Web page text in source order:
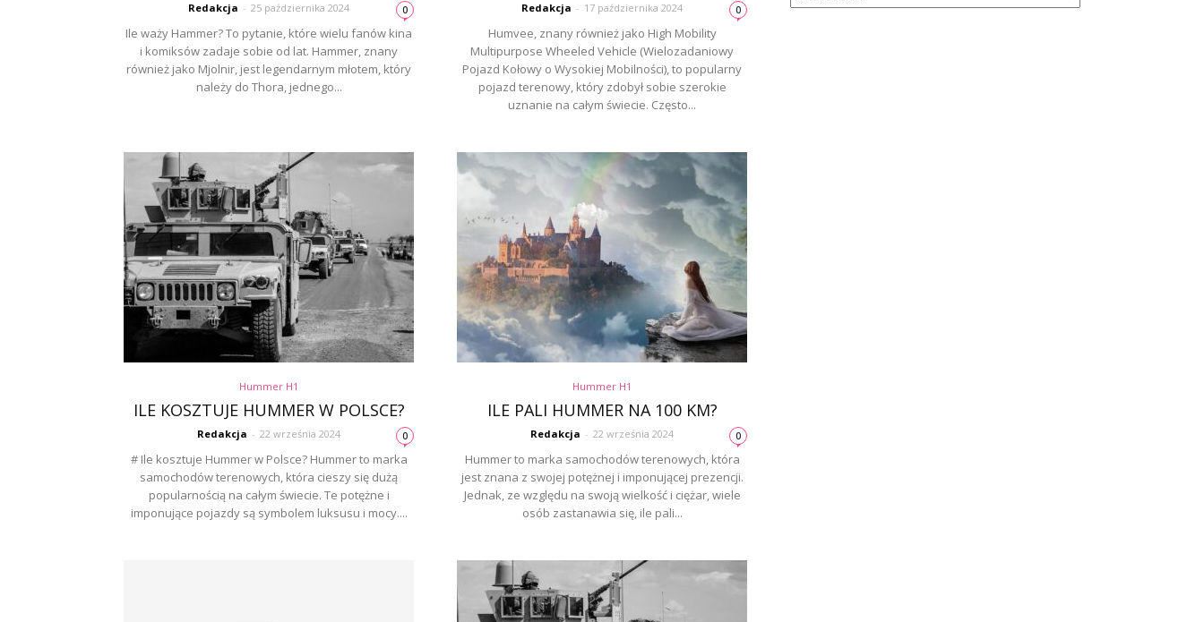
Redakcja - 25 października 2024 0
Ile waży Hammer? To pytanie, które wielu fanów kina
i komiksów zadaje sobie od lat. Hammer, znany
również jako Mjolnir, jest legendarnym młotem, który
należy do Thora, jednego...
Redakcja - 17 października 2024 0
Humvee, znany również jako High Mobility
Multipurpose Wheeled Vehicle (Wielozadaniowy
Pojazd Kołowy o Wysokiej Mobilności), to popularny
pojazd terenowy, który zdobył sobie szerokie
uznanie na całym świecie. Często...
Hummer H1
ILE KOSZTUJE HUMMER W POLSCE?
Redakcja - 22 września 2024 0
# Ile kosztuje Hummer w Polsce? Hummer to marka
samochodów terenowych, która cieszy się dużą
popularnością na całym świecie. Te potężne i
imponujące pojazdy są symbolem luksusu i mocy....
Hummer H1
ILE PALI HUMMER NA 100 KM?
Redakcja - 22 września 2024 0
Hummer to marka samochodów terenowych, która
jest znana z swojej potężnej i imponującej prezencji.
Jednak, ze względu na swoją wielkość i ciężar, wiele
osób zastanawia się, ile pali...